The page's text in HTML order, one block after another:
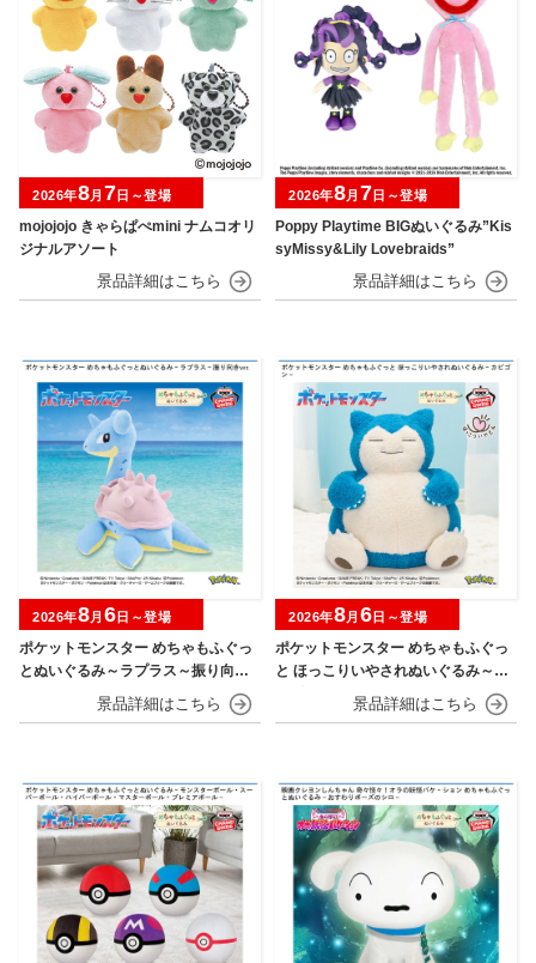
mojojojo きゃらぱぺmini ナムコオリ
ジナルアソート
2026年8月 7日～登場
Poppy Playtime BIGぬいぐるみ”Kis
syMissy&Lily Lovebraids”
2026年8月 7日～登場
ポケットモンスター めちゃもふぐっ
とぬいぐるみ～ラプラス～振り向きv
2026年8月 6日～登場
ポケットモンスター めちゃもふぐっ
と ほっこりいやされぬいぐるみ～カ
2026年8月 6日～登場